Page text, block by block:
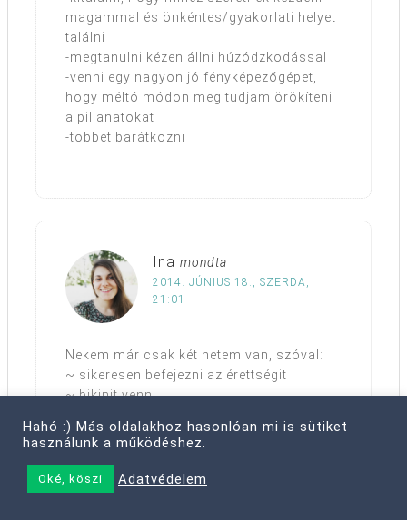
magammal és önkéntes/gyakorlati helyet
találni
-megtanulni kézen állni húzódzkodással
-venni egy nagyon jó fényképezőgépet,
hogy méltó módon meg tudjam örökíteni
a pillanatokat
-többet barátkozni
Ina mondta
2014. JÚNIUS 18., SZERDA,
21:01
Nekem már csak két hetem van, szóval:
~ sikeresen befejezni az érettségit
~ bikinit venni
~ elolvasni legalább egy könyvet
~ felkerekedni egy sétára a fényképezővel
~ gatyába rázni a blogjaimat
Hahó :) Más oldalakhoz hasonlóan mi is sütiket
használunk a működéshez.
Oké, köszi Adatvédelem